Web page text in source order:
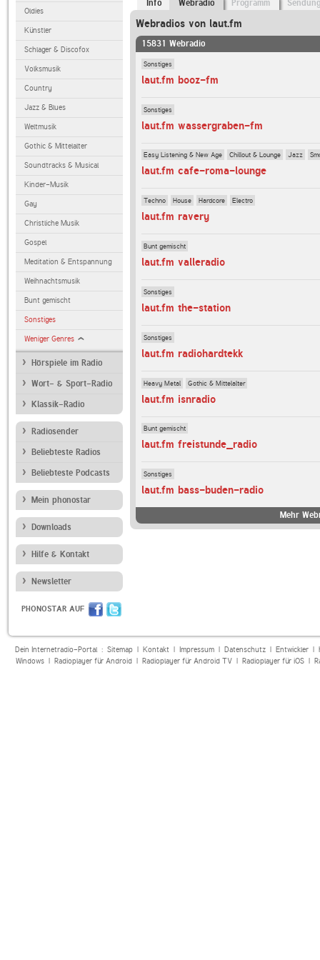
Oldies
Künstler
Schlager & Discofox
Volksmusik
Country
Jazz & Blues
Weltmusik
Gothic & Mittelalter
Soundtracks & Musical
Kinder-Musik
Gay
Christliche Musik
Gospel
Meditation & Entspannung
Weihnachtsmusik
Bunt gemischt
Sonstiges
Weniger Genres
Hörspiele im Radio
Wort- & Sport-Radio
Klassik-Radio
Radiosender
Beliebteste Radios
Beliebteste Podcasts
Mein phonostar
Downloads
Hilfe & Kontakt
Newsletter
PHONOSTAR AUF
Info Webradio Programm
Webradios von laut.fm
15831 Webradio
Sonstiges
laut.fm booz-fm
Sonstiges
laut.fm wassergraben-fm
Easy Listening & New Age Chillout & Lounge Jazz
laut.fm cafe-roma-lounge
Techno House Hardcore Electro
laut.fm ravery
Bunt gemischt
laut.fm valleradio
Sonstiges
laut.fm the-station
Sonstiges
laut.fm radiohardtekk
Heavy Metal Gothic & Mittelalter
laut.fm isnradio
Bunt gemischt
laut.fm freistunde_radio
Sonstiges
laut.fm bass-buden-radio
Mehr
Dein Internetradio-Portal : Sitemap| Kontakt| Impressum| Datenschutz| Entwickler|
Windows| Radioplayer für Android| Radioplayer für Android TV| Radioplayer für iOS|